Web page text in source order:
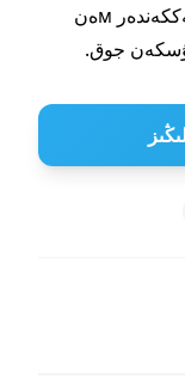
دەن 6 بالعا دەيءىن جەتكەن. زارداپ شەككەندەر мەن